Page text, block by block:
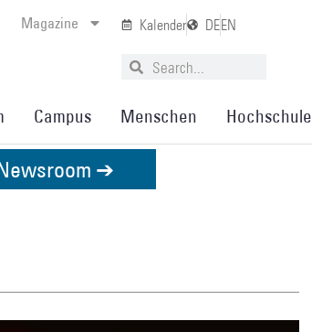
Magazine Kalender DEEN
Campus Menschen Hochschule
➔